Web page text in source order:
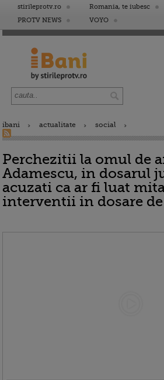
stirileprotv.ro Romania, te iubesc
PROTV NEWS
VOYO
ibani actualitate social
Perchezitii la omul de
Adamescu, in dosarul
acuzati ca ar fi luat
interventii in dosare